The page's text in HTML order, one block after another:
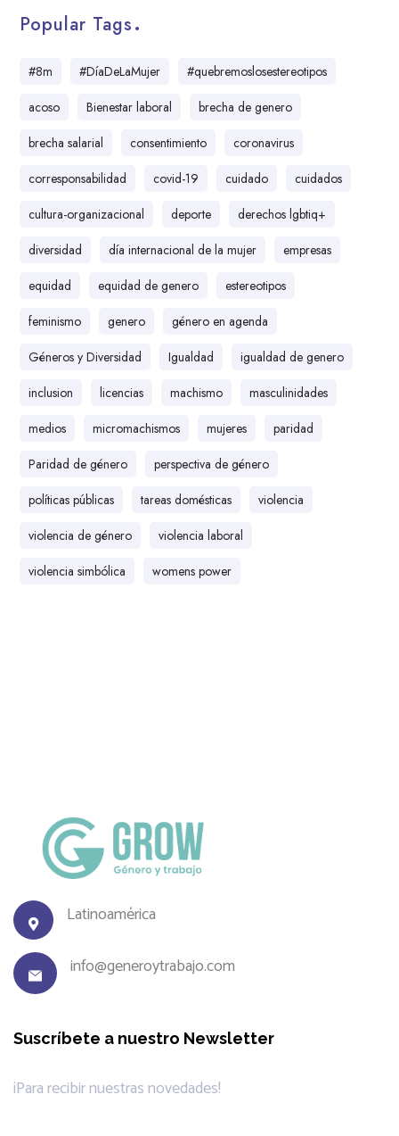
Popular Tags
#8m #DíaDeLaMujer
#quebremoslosestereotipos
acoso
Bienestar laboral
brecha de genero
brecha salarial
consentimiento
coronavirus
corresponsabilidad
covid-19 cuidado
cuidados
cultura-organizacional
deporte
derechos lgbtiq+
diversidad
día internacional de la mujer
empresas
equidad
equidad de genero
estereotipos
feminismo
genero
género en agenda
Géneros y Diversidad
Igualdad
igualdad de genero
inclusion
licencias machismo
masculinidades
medios
micromachismos mujeres
paridad
Paridad de género
perspectiva de género
políticas públicas
tareas domésticas
violencia
violencia de género
violencia laboral
violencia simbólica
womens power
Latinoamérica
info@generoytrabajo.com
Suscríbete a nuestro Newsletter
¡Para recibir nuestras novedades!